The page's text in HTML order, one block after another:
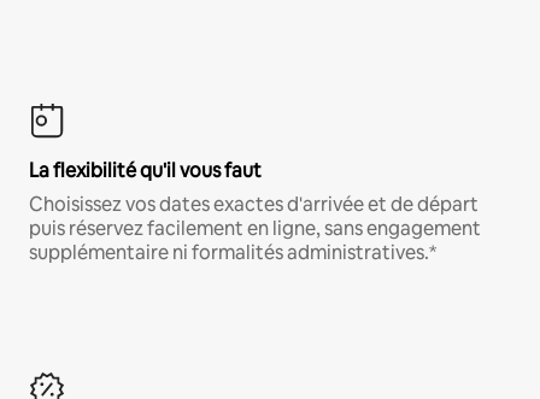
La flexibilité qu'il vous faut
Choisissez vos dates exactes d'arrivée et de départ
puis réservez facilement en ligne, sans engagement
supplémentaire ni formalités administratives.*